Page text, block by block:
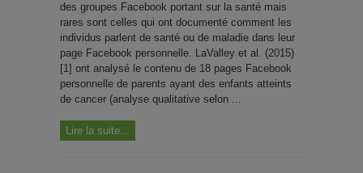
des groupes Facebook portant sur la santé mais
rares sont celles qui ont documenté comment les
individus parlent de santé ou de maladie dans leur
page Facebook personnelle. LaValley et al. (2015)
[1] ont analysé le contenu de 18 pages Facebook
personnelle de parents ayant des enfants atteints
de cancer (analyse qualitative selon ...
Lire la suite...